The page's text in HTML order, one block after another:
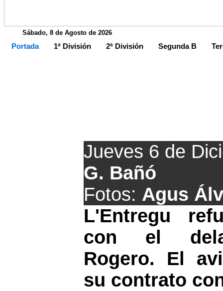
Sábado, 8 de Agosto de 2026
Portada 1ª División 2ª División Segunda B
Jueves 6 de
G. Bañó
Fotos: Agus
L'Entregu
con el
Rogero. El
su contrato